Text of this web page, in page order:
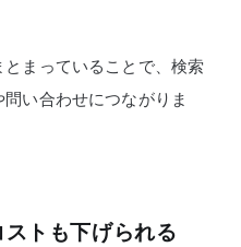
まっていることで、検索
い合わせにつながりま
トも下げられる